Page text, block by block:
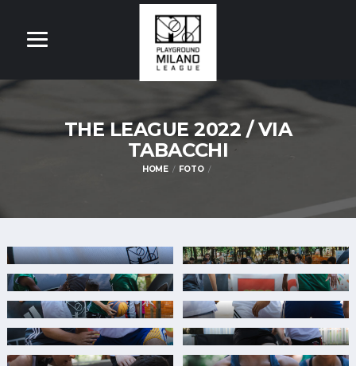
THE LEAGUE 2022 / VIA
TABACCHI
HOME FOTO